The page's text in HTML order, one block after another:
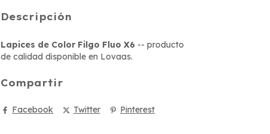
Descripción
Lapices de Color Filgo Fluo X6 -- producto
de calidad disponible en Lovaas.
Compartir
Facebook Twitter Pinterest